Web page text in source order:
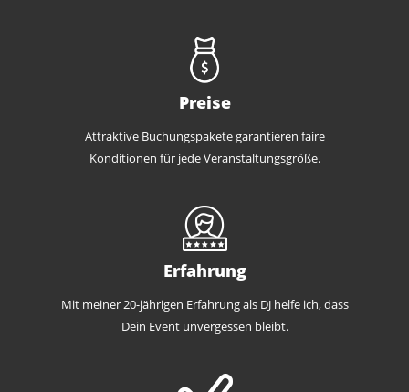
Preise
Attraktive Buchungspakete garantieren faire
Konditionen für jede Veranstaltungsgröße.
Erfahrung
Mit meiner 20-jährigen Erfahrung als DJ helfe ich, dass
Dein Event unvergessen bleibt.